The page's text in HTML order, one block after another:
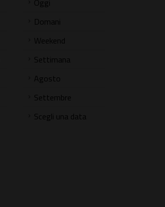
Oggi
Domani
Weekend
Settimana
Agosto
Settembre
Scegli una data